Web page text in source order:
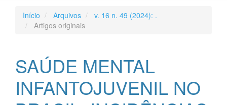
Início Arquivos
v. 16 n. 49 (2024): .
Artigos originais
SAÚDE MENTAL
INFANTOJUVENIL NO